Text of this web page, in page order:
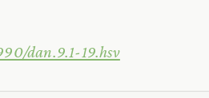
dan.9.1-19.hsv